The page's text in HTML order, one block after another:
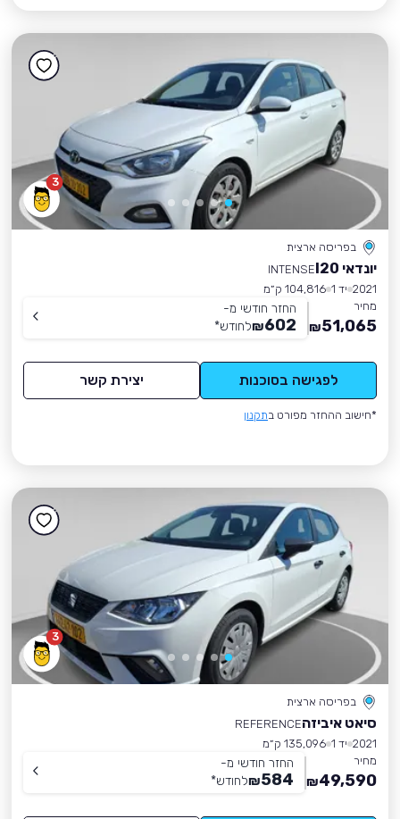
3
בפריסה ארצית
יונדאי I20
INTENSE
2021 יד 1
104,816 ק״מ
מחיר
51,065
₪
החזר חודשי מ-
602
₪לחודש*
לפגישה בסוכנות יצירת קשר
*חישוב ההחזר מפורט בתקנון
3
בפריסה ארצית
סיאט איביזהREFERENCE
2021 יד 1
135,096 ק״מ
מחיר
49,590
₪
החזר חודשי מ-
584
₪לחודש*